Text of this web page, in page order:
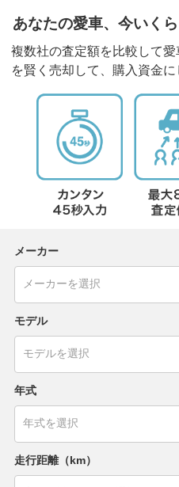
あなたの愛車、今いくら
複数社の査定額を比較して
を賢く売却して、購入資金に
メーカー
モデル
年式
走行距離（km）